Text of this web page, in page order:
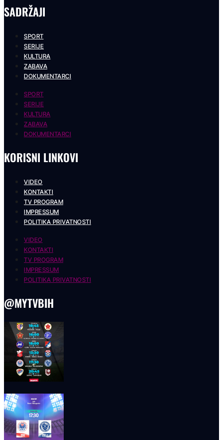
SADRŽAJI
SPORT
SERIJE
KULTURA
ZABAVA
DOKUMENTARCI
SPORT
SERIJE
KULTURA
ZABAVA
DOKUMENTARCI
KORISNI LINKOVI
VIDEO
KONTAKTI
TV PROGRAM
IMPRESSUM
POLITIKA PRIVATNOSTI
VIDEO
KONTAKTI
TV PROGRAM
IMPRESSUM
POLITIKA PRIVATNOSTI
@MYTVBIH